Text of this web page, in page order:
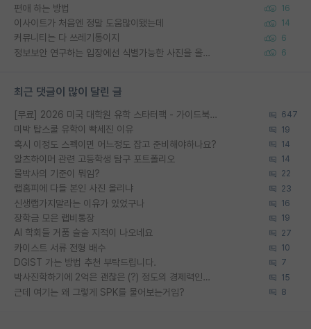
편애 하는 방법 16
이사이트가 처음엔 정말 도움많이됐는데 14
커뮤니티는 다 쓰레기통이지 6
정보보안 연구하는 입장에선 식별가능한 사진을 올리는건 비추이긴함 6
최근 댓글이 많이 달린 글
[무료] 2026 미국 대학원 유학 스타터팩 - 가이드북 & 합격자 컨택메일 템플릿 647
미박 탑스쿨 유학이 빡세진 이유 19
혹시 이정도 스펙이면 어느정도 잡고 준비해야하나요? 14
알츠하이머 관련 고등학생 탐구 포트폴리오 14
물박사의 기준이 뭐임? 22
랩홈피에 다들 본인 사진 올리냐 23
신생랩가지말라는 이유가 있었구나 16
장학금 모은 랩비통장 19
AI 학회들 거품 슬슬 지적이 나오네요 27
카이스트 서류 전형 배수 10
DGIST 가는 방법 추천 부탁드립니다. 7
박사진학하기에 2억은 괜찮은 (?) 정도의 경제력인가요 15
근데 여기는 왜 그렇게 SPK를 물어보는거임? 8